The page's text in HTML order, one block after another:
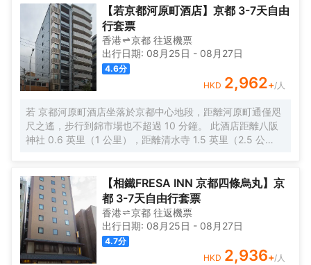
理）供應的烤和牛和前田（日本料理）、京天神 野口（日本料理）
的美食，也是來這座城市出行不容錯過的美味之選。</br>酒店提供
的休閒設施，旨在為旅客營造多姿多彩、奢華完美的住宿體驗。酒
店配備有會議廳，可供旅客使用。酒店會為旅客提供便捷的禮賓服
務。
外，配備有拖鞋和吹風機的浴室是您消除一天疲勞的好地方。酒店
設有大堂吧，您可在這裏放鬆身心，享受貼心的服務。除了這些酒
店內提供的餐飲服務，離酒店不遠處Sumibi Kappo Ifuki（日本料
理）供應的烤和牛和前田（日本料理）、京天神 野口（日本料理）
的美食，也是來這座城市出行不容錯過的美味之選。</br>酒店提供
的休閒設施，旨在為旅客營造多姿多彩、奢華完美的住宿體驗。酒
店配備有會議廳，可供旅客使用。酒店會為旅客提供便捷的禮賓服
【若京都河原町酒店】京都 3-7天自由
行套票
香港 京都 往返機票
出行日期: 08月25日 - 08月27日
4.6分
HKD 2,962+/人
若 京都河原町酒店坐落於京都中心地段，距離河原町通僅咫
尺之遙，步行到錦市場也不超過 10 分鐘。 此酒店距離八阪
神社 0.6 英里（1 公里），距離清水寺 1.5 英里（2.5 公
李寄存和洗衣設施。 有 40 間客房提供冰箱和平板電視；您
定能在旅途中找到家的舒適。提供免費無線網絡，方便您與
朋友保持聯繫；數碼頻道可滿足您的娛樂需求。配備淋浴/盆
浴組合的私人浴室提供坐浴桶和吹風機。便利設施包括書桌
和免費袋泡茶/速溶咖啡；而且按要求提供提供客房服務。
【相鐵FRESA INN 京都四條烏丸】京
都 3-7天自由行套票
香港 京都 往返機票
出行日期: 08月25日 - 08月27日
4.7分
HKD 2,936+/人